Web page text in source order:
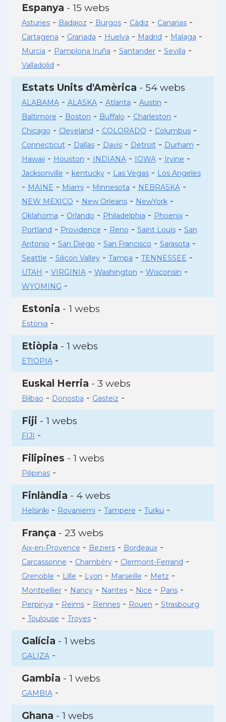
Espanya - 15 webs
Asturies- Badajoz - Burgos- Cádiz - Canarias-
Cartagena - Granada - Huelva - Madrid - Malaga -
Murcia - Pamplona Iruña - Santander- Sevilla -
Valladolid -
Estats Units d'Amèrica - 54 webs
ALABAMA- ALASKA- Atlanta - Austin -
Baltimore - Boston - Buffalo - Charleston -
Chicago - Cleveland - COLORADO - Columbus-
Connecticut- Dallas- Davis- Detroit- Durham -
Hawaii - Houston - INDIANA- IOWA- Irvine -
Jacksonville - kentucky- Las Vegas- Los Angeles
- MAINE - Miami - Minnesota - NEBRASKA-
NEW MEXICO - New Orleans- NewYork-
Oklahoma - Orlando - Philadelphia - Phoenix-
Portland - Providence - Reno - Saint Louis- San
Antonio - San Diego - San Francisco - Sarasota -
Seattle - Silicon Valley- Tampa - TENNESSEE -
UTAH - VIRGINIA- Washington - Wisconsin -
WYOMING -
Estonia - 1 webs
Estònia -
Etiòpia - 1 webs
ETIOPIA-
Euskal Herria - 3 webs
Bilbao - Donostia - Gasteiz -
Fiji - 1 webs
FIJI -
Filipines - 1 webs
Pilipinas-
Finlàndia - 4 webs
Helsinki - Rovaniemi - Tampere - Turku -
França - 23 webs
Aix-en-Provence - Beziers- Bordeaux-
Carcassonne - Chambéry- Clermont-Ferrand -
Grenoble - Lille - Lyon - Marseille - Metz -
Montpellier- Nancy- Nantes- Nice - Paris-
Perpinya - Reims- Rennes- Rouen - Strasbourg
- Toulouse - Troyes-
Galícia - 1 webs
GALIZA-
Gambia - 1 webs
GAMBIA-
Ghana - 1 webs